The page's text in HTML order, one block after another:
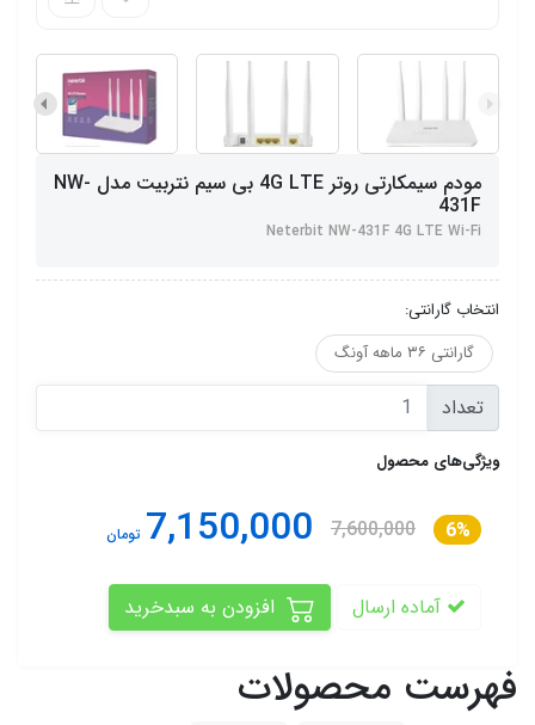
مودم سیمکارتی روتر 4G LTE بی سیم نتربیت مدل NW-
431F
Neterbit NW-431F 4G LTE Wi-Fi
انتخاب گارانتی:
گارانتی ۳۶ ماهه آونگ
تعداد
ویژگی‌های محصول
6%
7,600,000
7,150,000 تومان
آماده ارسال
فهرست محصولات